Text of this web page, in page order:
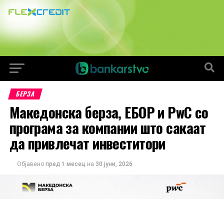
БЕРЗА
Македонска берза, ЕБОР и PwC со
програма за компании што сакаат
да привлечат инвеститори
Објавено пред 1 месец на 30 јуни, 2026